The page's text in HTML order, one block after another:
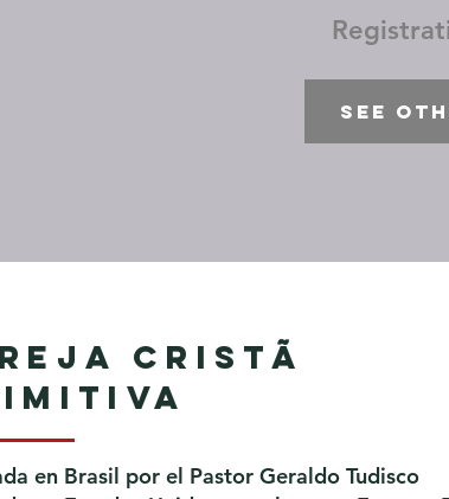
See
Cristã
en Brasil por el Pastor Geraldo Tudisco